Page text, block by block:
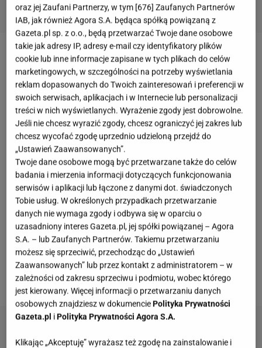
Gdy lato daje nam brzoskwinie pełne słodyczy, aż żal
byłoby ich nie wykorzystać. Tym razem jednak nie
będziemy dodawać ich do ciasta, tylko zrobimy
przetwory, które zostaną z nami aż do zimy.
Brzoskwinie w syropie są lepsze niż te w puszce ze
sklepowych półek - przede wszystkim dlatego, że
nie zawierają żadnych zbędnych dodatków i
ulepszaczy. Aby przygotować ten przysmak,wybierz
jędrne, niebyt miękkie owoce, które zachowają
kształt podczasgotowaniai nie rozpadną się w
trakcie pasteryzacji. Ponadto możesz dodać do nich,
wedle uznania, różneprzyprawy, które podkręcą ich
smak. Poleca się m.in.cynamon, wanilię lub
goździki.
oraz jej Zaufani Partnerzy, w tym [676] Zaufanych Partnerów
IAB, jak również Agora S.A. będąca spółką powiązaną z
Gazeta.pl sp. z o.o., będą przetwarzać Twoje dane osobowe
takie jak adresy IP, adresy e-mail czy identyfikatory plików
cookie lub inne informacje zapisane w tych plikach do celów
marketingowych, w szczególności na potrzeby wyświetlania
reklam dopasowanych do Twoich zainteresowań i preferencji w
swoich serwisach, aplikacjach i w Internecie lub personalizacji
treści w nich wyświetlanych. Wyrażenie zgody jest dobrowolne.
Jeśli nie chcesz wyrazić zgody, chcesz ograniczyć jej zakres lub
chcesz wycofać zgodę uprzednio udzieloną przejdź do
„Ustawień Zaawansowanych”.
Twoje dane osobowe mogą być przetwarzane także do celów
badania i mierzenia informacji dotyczących funkcjonowania
serwisów i aplikacji lub łączone z danymi dot. świadczonych
Tobie usług. W określonych przypadkach przetwarzanie
danych nie wymaga zgody i odbywa się w oparciu o
uzasadniony interes Gazeta.pl, jej spółki powiązanej – Agora
S.A. – lub Zaufanych Partnerów. Takiemu przetwarzaniu
możesz się sprzeciwić, przechodząc do „Ustawień
Zaawansowanych” lub przez kontakt z administratorem – w
zależności od zakresu sprzeciwu i podmiotu, wobec którego
jest kierowany. Więcej informacji o przetwarzaniu danych
osobowych znajdziesz w dokumenciePolityka Prywatności
Gazeta.pl iPolityka Prywatności Agora S.A.
Klikając „Akceptuję” wyrażasz też zgodę na zainstalowanie i